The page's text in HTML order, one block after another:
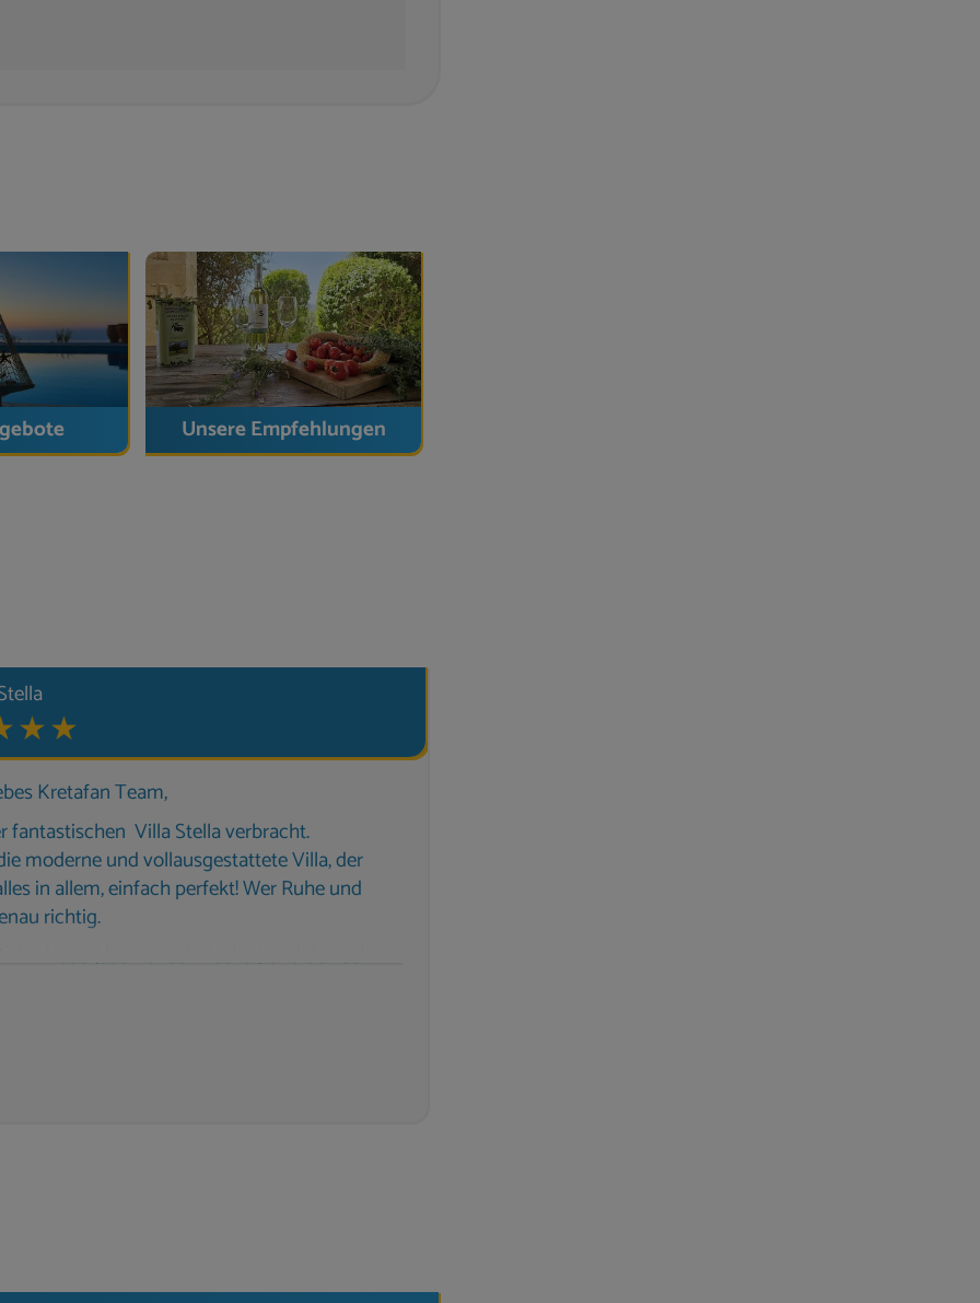
wöchentlich oder nach Wunsch)
mit traumhaftem Panorama
Alleinlage, aber nur wenige Minuten von
Unsere Empfehlungen
Kretafan Team,
fantastischen Villa Stella verbracht.
moderne und vollausgestattete Villa, der
in allem, einfach perfekt! Wer Ruhe und
richtig.
Haus (das war sehr lecker) und den sehr